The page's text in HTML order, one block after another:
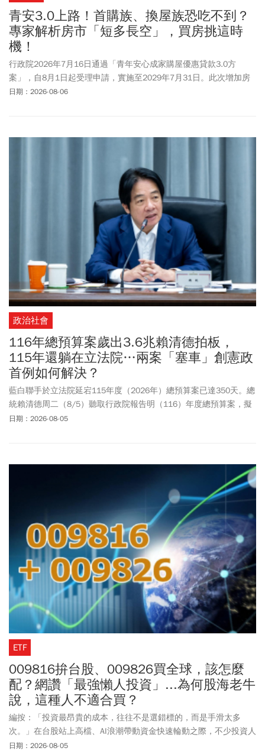
青安3.0上路！首購族、換屋族恐吃不到？
專家解析房市「短多長空」，買房挑這時
機！
行政院2026年7月16日通過「青年安心成家購屋優惠貸款3.0方
案」，自8月1日起受理申請，實施至2029年7月31日。此次增加房
屋總價上限限制、排富條款，並針對婚育家庭加碼貸款額度與利息
內，恐造成首購族買不起、換屋族買不到狀況。
日期：2026-08-06
政治社會
116年總預算案歲出3.6兆賴清德拍板，
115年還躺在立法院…兩案「塞車」創憲政
首例如何解決？
藍白聯手於立法院延宕115年度（2026年）總預算案已達350天。總
統賴清德周二（8/5）聽取行政院報告明（116）年度總預算案，擬
8月底前送立法院審議。屆時，恐出現兩個年度總預算案尚未完成三
日期：2026-08-05
ETF
009816拚台股、009826買全球，該怎麼
配？網讚「最強懶人投資」...為何股海老牛
說，這種人不適合買？
編按：「投資最昂貴的成本，往往不是選錯標的，而是手滑太多
次。」在台股站上高檔、AI浪潮帶動資金快速輪動之際，不少投資人
因頻繁追高殺低，不僅錯失長期漲幅，也增加交易成本與決策失誤
日期：2026-08-05